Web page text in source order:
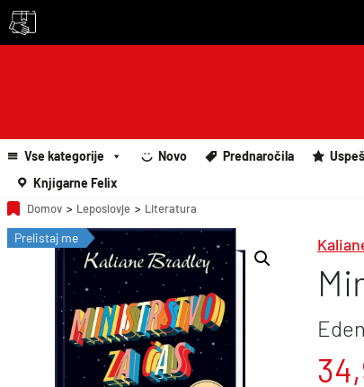
Vse kategorije Novo Prednaročila
Knjigarne Felix
Domov > Leposlovje > Literatura
Prelistaj me